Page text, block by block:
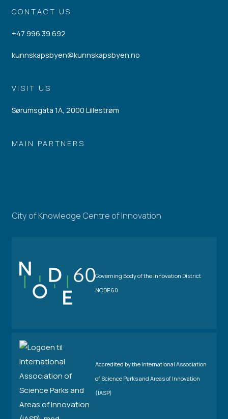
CONTACT US
+47 996 39 692
kunnskapsbyen@kunnskapsbyen.no
VISIT US
Sørumsgata 1A, 2000 Lillestrøm
MAIN PARTNERS
City of Knowledge Centre of Innovation
Governing Body of the Innovation District
NODE60
Accredited by the International Association
of Science Parks and Areas of Innovation
(IASP)